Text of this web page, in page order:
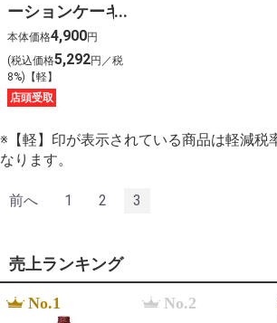
ーションケーキ
７号
本体価格4,900円
(税込価格5,292円／税
8%)【軽】
店頭受取
※【軽】印が表示されている商品は軽減税
なります。
前へ 1 2 3
売上ランキング
No.1 No.2